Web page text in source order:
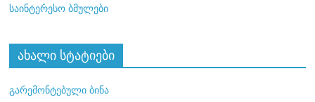
საინტერესო ბმულები
ახალი სტატიები
გარემონტებული ბინა